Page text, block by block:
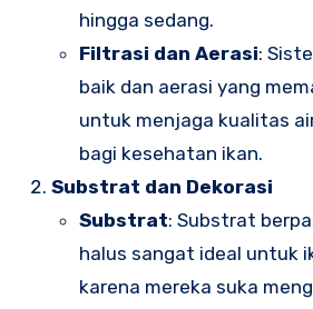
hingga sedang.
Filtrasi dan Aerasi:
baik dan aerasi yang
untuk menjaga kualitas
bagi kesehatan ikan.
Substrat dan Dekorasi
Substrat: Substrat
halus sangat ideal untuk
karena mereka suka